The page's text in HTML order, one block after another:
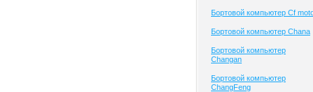
Бортовой компьютер Cf
Бортовой компьютер Chana
Бортовой компьютер
Changan
Бортовой компьютер
ChangFeng